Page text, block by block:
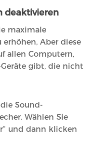
deaktivieren
maximale
erhöhen, Aber diese
allen Computern,
gibt, die nicht
Sound-
Wählen Sie
und dann klicken